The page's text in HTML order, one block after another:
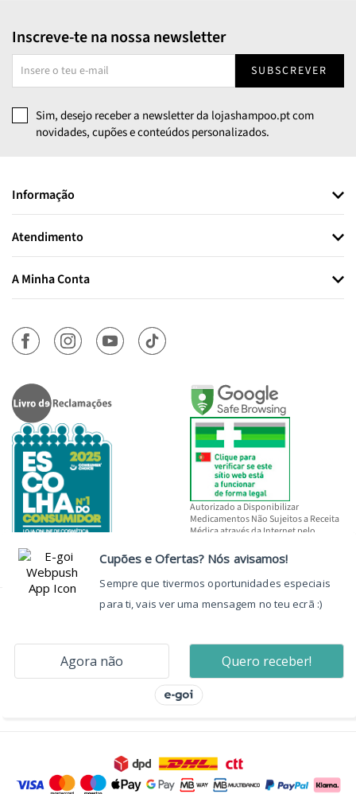
Inscreve-te na nossa newsletter
SUBSCREVER
Sim, desejo receber a newsletter da lojashampoo.pt com
novidades, cupões e conteúdos personalizados.
Informação
Atendimento
A Minha Conta
Autorizado a Disponibilizar
Medicamentos Não Sujeitos a Receita
Médica através da Internet pelo